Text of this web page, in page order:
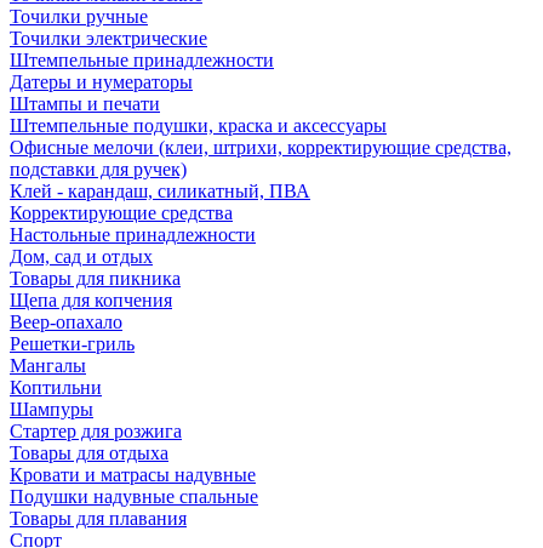
Точилки ручные
Точилки электрические
Штемпельные принадлежности
Датеры и нумераторы
Штампы и печати
Штемпельные подушки, краска и аксессуары
Офисные мелочи (клеи, штрихи, корректирующие средства,
подставки для ручек)
Клей - карандаш, силикатный, ПВА
Корректирующие средства
Настольные принадлежности
Дом, сад и отдых
Товары для пикника
Щепа для копчения
Веер-опахало
Решетки-гриль
Мангалы
Коптильни
Шампуры
Стартер для розжига
Товары для отдыха
Кровати и матрасы надувные
Подушки надувные спальные
Товары для плавания
Спорт